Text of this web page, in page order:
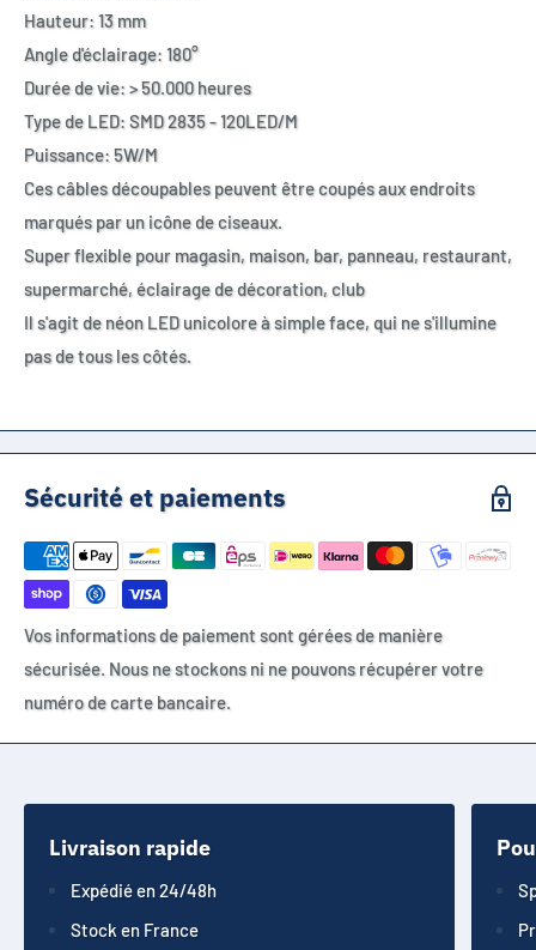
Hauteur: 13 mm
Angle d'éclairage: 180°
Durée de vie: > 50.000 heures
Type de LED: SMD 2835 - 120LED/M
Puissance: 5W/M
Ces câbles découpables peuvent être coupés aux endroits
marqués par un icône de ciseaux.
Super flexible pour magasin, maison, bar, panneau, restaurant,
supermarché, éclairage de décoration, club
Il s'agit de néon LED unicolore à simple face, qui ne s'illumine
pas de tous les côtés.
Sécurité et paiements
Vos informations de paiement sont gérées de manière
sécurisée. Nous ne stockons ni ne pouvons récupérer votre
numéro de carte bancaire.
Livraison rapide
Expédié en 24/48h
Stock en France